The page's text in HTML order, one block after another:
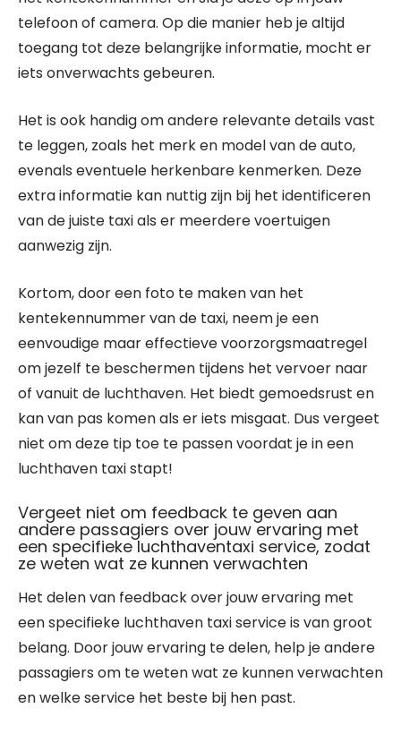
telefoon of camera. Op die manier heb je altijd
toegang tot deze belangrijke informatie, mocht er
iets onverwachts gebeuren.
Het is ook handig om andere relevante details vast
te leggen, zoals het merk en model van de auto,
evenals eventuele herkenbare kenmerken. Deze
extra informatie kan nuttig zijn bij het identificeren
van de juiste taxi als er meerdere voertuigen
aanwezig zijn.
Kortom, door een foto te maken van het
kentekennummer van de taxi, neem je een
eenvoudige maar effectieve voorzorgsmaatregel
om jezelf te beschermen tijdens het vervoer naar
of vanuit de luchthaven. Het biedt gemoedsrust en
kan van pas komen als er iets misgaat. Dus vergeet
niet om deze tip toe te passen voordat je in een
luchthaven taxi stapt!
Vergeet niet om feedback te geven aan
andere passagiers over jouw ervaring met
een specifieke luchthaventaxi service, zodat
ze weten wat ze kunnen verwachten
Het delen van feedback over jouw ervaring met
een specifieke luchthaven taxi service is van groot
belang. Door jouw ervaring te delen, help je andere
passagiers om te weten wat ze kunnen verwachten
en welke service het beste bij hen past.